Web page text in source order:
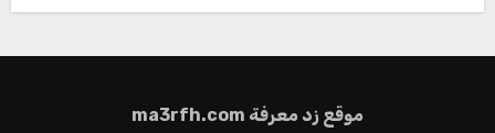
موقع زد معرفة ma3rfh.com